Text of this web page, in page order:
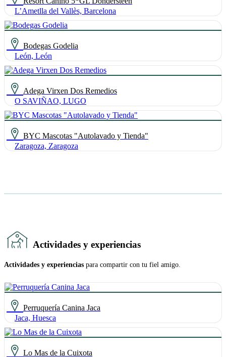
L’Ametlla del Vallès, Barcelona
Bodegas Godelia
León, León
Adega Virxen Dos Remedios
O SAVIÑAO, LUGO
BYC Mascotas "Autolavado y Tienda"
Zaragoza, Zaragoza
Actividades y experiencias
Actividades y experiencias para compartir con tu fiel amigo.
Perruquería Canina Jaca
Jaca, Huesca
Lo Mas de la Cuixota